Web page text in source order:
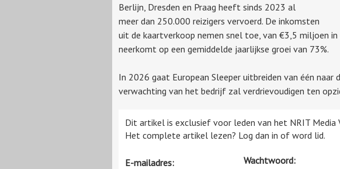
Berlijn, Dresden en Praag heeft sinds 2023 al
meer dan 250.000 reizigers vervoerd. De inkomsten
uit de kaartverkoop nemen snel toe, van €3,5 miljoen
neerkomt op een gemiddelde jaarlijkse groei van 73%.
In 2026 gaat European Sleeper uitbreiden van één naar
verwachting van het bedrijf zal verdrievoudigen ten
Dit artikel is exclusief voor leden van het NRIT
Het complete artikel lezen? Log dan in of word lid.
E-mailadres: Wachtwoord: